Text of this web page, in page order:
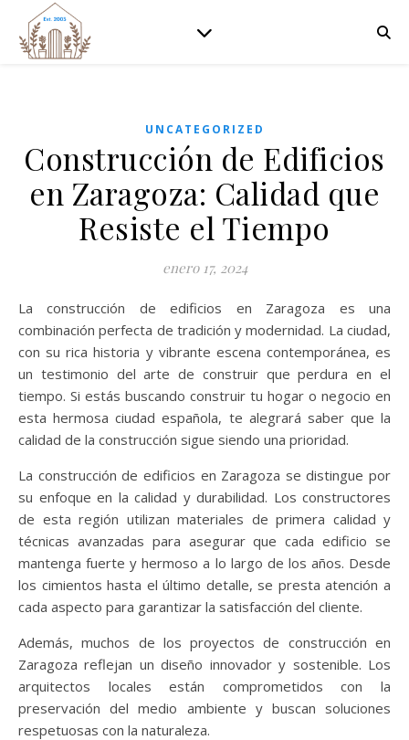
UNCATEGORIZED
Construcción de Edificios
en Zaragoza: Calidad que
Resiste el Tiempo
enero 17, 2024
La construcción de edificios en Zaragoza es una
combinación perfecta de tradición y modernidad. La ciudad,
con su rica historia y vibrante escena contemporánea, es
un testimonio del arte de construir que perdura en el
tiempo. Si estás buscando construir tu hogar o negocio en
esta hermosa ciudad española, te alegrará saber que la
calidad de la construcción sigue siendo una prioridad.
La construcción de edificios en Zaragoza se distingue por
su enfoque en la calidad y durabilidad. Los constructores
de esta región utilizan materiales de primera calidad y
técnicas avanzadas para asegurar que cada edificio se
mantenga fuerte y hermoso a lo largo de los años. Desde
los cimientos hasta el último detalle, se presta atención a
cada aspecto para garantizar la satisfacción del cliente.
Además, muchos de los proyectos de construcción en
Zaragoza reflejan un diseño innovador y sostenible. Los
arquitectos locales están comprometidos con la
preservación del medio ambiente y buscan soluciones
respetuosas con la naturaleza.